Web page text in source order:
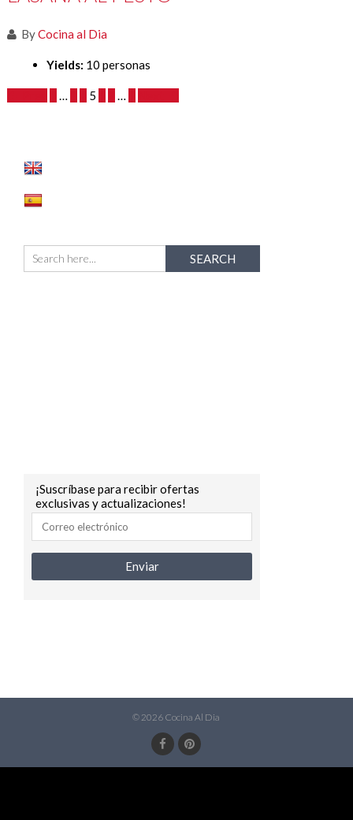
ByCocina al Dia
Yields: 10 personas
… 5 …
¡Suscríbase para recibir ofertas
exclusivas y actualizaciones!
© 2026 Cocina Al Dia